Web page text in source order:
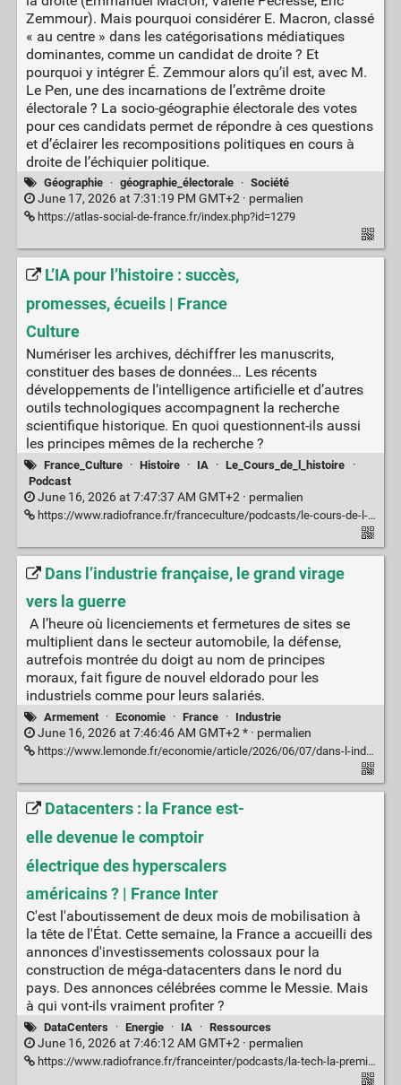
Zemmour). Mais pourquoi considérer E. Macron, classé
« au centre » dans les catégorisations médiatiques
dominantes, comme un candidat de droite ? Et
pourquoi y intégrer É. Zemmour alors qu’il est, avec M.
Le Pen, une des incarnations de l’extrême droite
électorale ? La socio-géographie électorale des votes
pour ces candidats permet de répondre à ces questions
et d’éclairer les recompositions politiques en cours à
droite de l’échiquier politique.
Géographie · géographie_électorale · Société
June 17, 2026 at 7:31:19 PM GMT+2 · permalien
https://atlas-social-de-france.fr/index.php?id=1279
L’IA pour l’histoire : succès,
promesses, écueils | France
Culture
Numériser les archives, déchiffrer les manuscrits,
constituer des bases de données… Les récents
développements de l’intelligence artificielle et d’autres
outils technologiques accompagnent la recherche
scientifique historique. En quoi questionnent-ils aussi
les principes mêmes de la recherche ?
France_Culture · Histoire · IA · Le_Cours_de_l_histoire
·
Podcast
June 16, 2026 at 7:47:37 AM GMT+2 · permalien
https://www.radiofrance.fr/franceculture/podcasts/le-cours-de-l-histoire/l-ia-pour-l-histoire-succes-promesses-ecueils-8808890
Dans l’industrie française, le grand virage
vers la guerre
A l’heure où licenciements et fermetures de sites se
multiplient dans le secteur automobile, la défense,
autrefois montrée du doigt au nom de principes
moraux, fait figure de nouvel eldorado pour les
industriels comme pour leurs salariés.
Armement · Economie · France · Industrie
June 16, 2026 at 7:46:46 AM GMT+2 * · permalien
https://www.lemonde.fr/economie/article/2026/06/07/dans-l-industrie-francaise-le-grand-virage-vers-la-guerre_6698625_3234.html
Datacenters : la France est-
elle devenue le comptoir
électrique des hyperscalers
américains ? | France Inter
C'est l'aboutissement de deux mois de mobilisation à
la tête de l'État. Cette semaine, la France a accueilli des
annonces d'investissements colossaux pour la
construction de méga-datacenters dans le nord du
pays. Des annonces célébrées comme le Messie. Mais
à qui vont-ils vraiment profiter ?
DataCenters · Energie · IA · Ressources
June 16, 2026 at 7:46:12 AM GMT+2 · permalien
https://www.radiofrance.fr/franceinter/podcasts/la-tech-la-premiere/la-tech-la-premiere-du-jeudi-04-juin-2026-2199432